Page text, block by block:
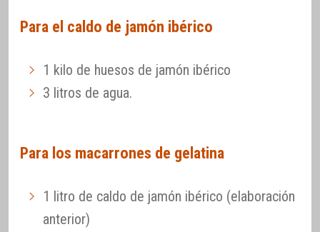
Para el caldo de jamón ibérico
1 kilo de huesos de jamón ibérico
3 litros de agua.
Para los macarrones de gelatina
1 litro de caldo de jamón ibérico (elaboración
anterior)